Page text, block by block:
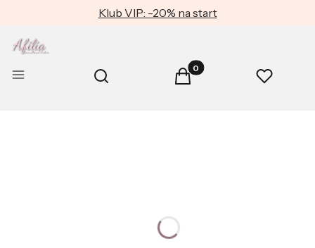
Klub VIP: -20% na start
Menu Otwórz wyszukiwarkę
Szukaj Produkty w koszyku: 0.
Koszyk Ulubione